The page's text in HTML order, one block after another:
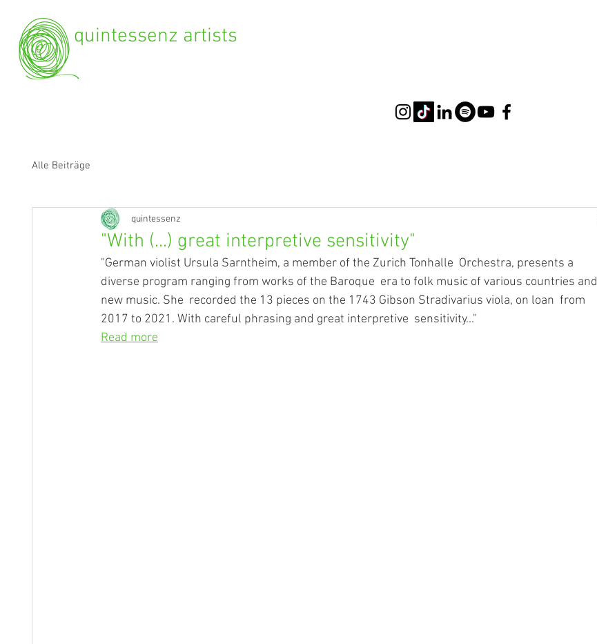
quintessenz artists
Alle Beiträge
"With (...) great interpretive sensitivity"
quintessenz
"German violist Ursula Sarntheim, a member of the Zurich Tonhalle  Orchestra, presents a
diverse program ranging from works of the Baroque  era to folk music of various countries and
new music. She  recorded the 13 pieces on the 1743 Gibson Stradivarius viola, on loan  from
2017 to 2021. With careful phrasing and great interpretive  sensitivity..."
Read more